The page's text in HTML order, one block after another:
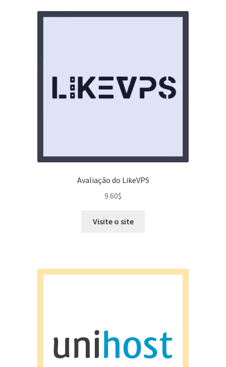
Avaliação do LikeVPS
9.60$
Visite o site